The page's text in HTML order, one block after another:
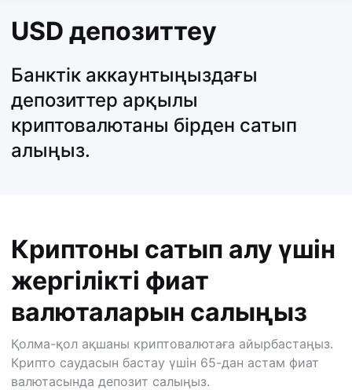
USD депозиттеу
Банктік аккаунтыңыздағы
депозиттер арқылы
криптовалютаны бірден сатып
алыңыз.
Криптоны сатып алу үшін
жергілікті фиат
валюталарын салыңыз
Қолма-қол ақшаны криптовалютаға айырбастаңыз.
Крипто саудасын бастау үшін 65-дан астам фиат
валютасында депозит салыңыз.